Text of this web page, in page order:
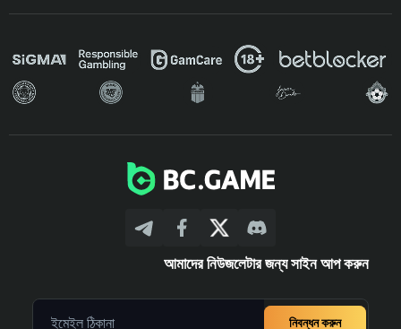
আমাদের নিউজলেটার জন্য সাইন আপ করুন
নিবন্ধন করুন